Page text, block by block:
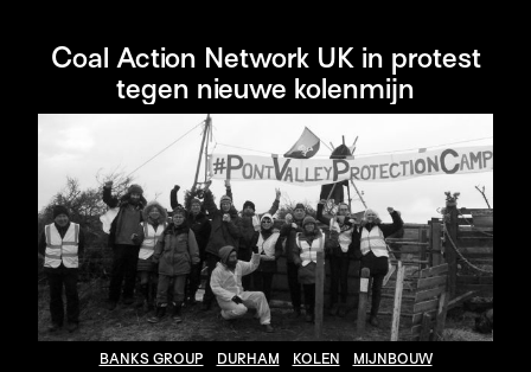
Coal Action Network UK in protest
tegen nieuwe kolenmijn
BANKS GROUP DURHAM KOLEN MIJNBOUW